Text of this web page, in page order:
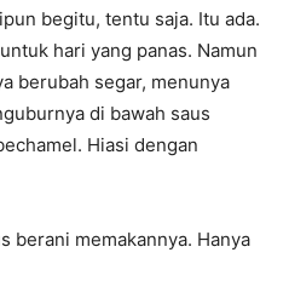
begitu, tentu saja. Itu ada.
hari yang panas. Namun
berubah segar, menunya
di bawah saus
Hiasi dengan
berani memakannya. Hanya